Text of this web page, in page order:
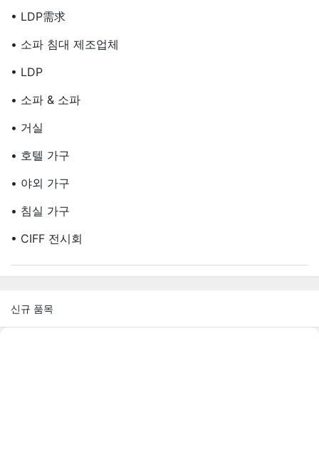
• LDP需求
• 소파 침대 제조업체
• LDP
• 소파 & 소파
• 거실
• 호텔 가구
• 야외 가구
• 침실 가구
• CIFF 전시회
신규 품목